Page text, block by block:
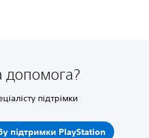
допомога?
підтрімки
підтримки PlayStation